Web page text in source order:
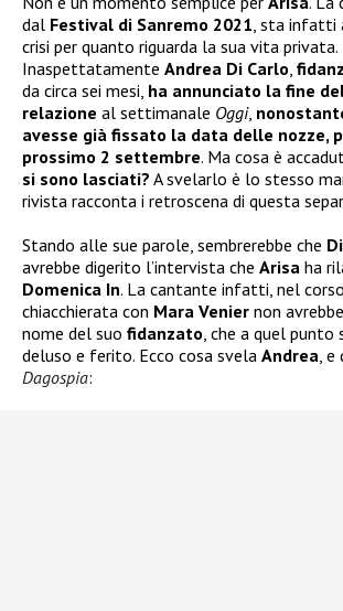
dal Festival di Sanremo 2021, sta infatti
crisi per quanto riguarda la sua vita privata.
Inaspettatamente Andrea Di Carlo,
da circa sei mesi, ha annunciato la fine
relazione al settimanale Oggi,
avesse già fissato la data delle nozze,
prossimo 2 settembre. Ma cosa è
si sono lasciati? A svelarlo è lo stesso
rivista racconta i retroscena di questa
Stando alle sue parole, sembrerebbe che
avrebbe digerito l’intervista che Arisa ha
Domenica In. La cantante infatti, nel
chiacchierata con Mara Venier non
nome del suo fidanzato, che a quel punto
deluso e ferito. Ecco cosa svela Andrea, e
Dagospia: